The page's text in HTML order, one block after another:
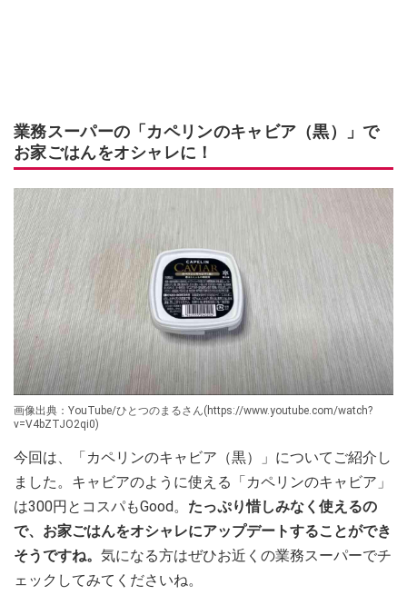
業務スーパーの「カペリンのキャビア（黒）」で
お家ごはんをオシャレに！
画像出典：YouTube/ひとつのまるさん(https://www.youtube.com/watch?
v=V4bZTJO2qi0)
今回は、「カペリンのキャビア（黒）」についてご紹介し
ました。キャビアのように使える「カペリンのキャビア」
は300円とコスパもGood。 たっぷり惜しみなく使えるの
で、お家ごはんをオシャレにアップデートすることができ
そうですね。 気になる方はぜひお近くの業務スーパーでチ
ェックしてみてくださいね。